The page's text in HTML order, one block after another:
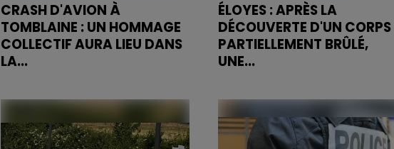
CRASH D'AVION À
TOMBLAINE : UN HOMMAGE
COLLECTIF AURA LIEU DANS
LA...
ayant coûté la vie à 11 personnes,
la Ville de Tomblaine invite la
population à un rassemblement
ÉLOYES : APRÈS LA
DÉCOUVERTE D'UN CORPS
PARTIELLEMENT BRÛLÉ,
UNE...
carbonisé a été découvert
dimanche soir en forêt
près d'une cabane de chasse. Le